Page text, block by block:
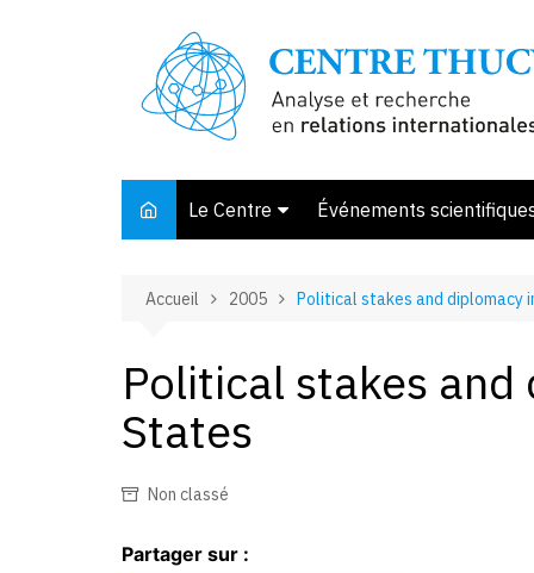
Le Centre
Membres et associés
Bibliothèque
Offre de stage
Événements
Accueil 2005 Political stakes and diplomacy
Political stakes
States
Non classé
Partager sur :